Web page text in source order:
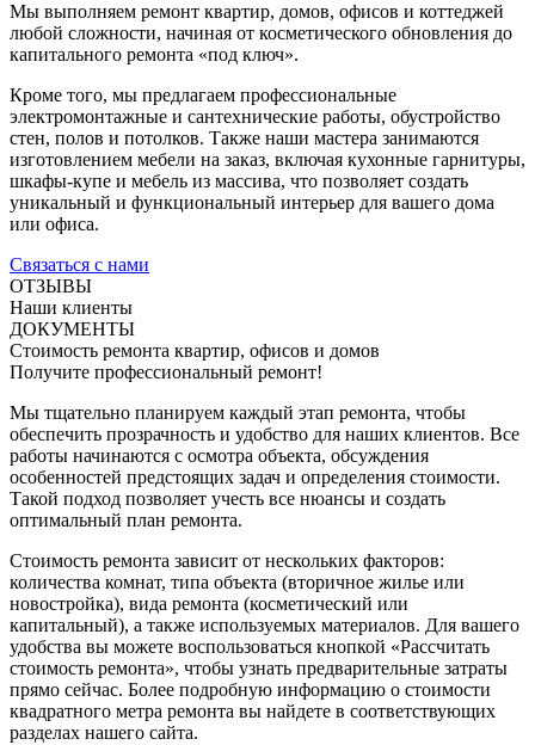
Мы выполняем ремонт квартир, домов, офисов и коттеджей
любой сложности, начиная от косметического обновления до
капитального ремонта «под ключ».
Кроме того, мы предлагаем профессиональные
электромонтажные и сантехнические работы, обустройство
стен, полов и потолков. Также наши мастера занимаются
изготовлением мебели на заказ, включая кухонные гарнитуры,
шкафы-купе и мебель из массива, что позволяет создать
уникальный и функциональный интерьер для вашего дома
или офиса.
Связаться с нами
ОТЗЫВЫ
Наши клиенты
ДОКУМЕНТЫ
Стоимость ремонта квартир, офисов и домов
Получите профессиональный ремонт!
Мы тщательно планируем каждый этап ремонта, чтобы
обеспечить прозрачность и удобство для наших клиентов. Все
работы начинаются с осмотра объекта, обсуждения
особенностей предстоящих задач и определения стоимости.
Такой подход позволяет учесть все нюансы и создать
оптимальный план ремонта.
Стоимость ремонта зависит от нескольких факторов:
количества комнат, типа объекта (вторичное жилье или
новостройка), вида ремонта (косметический или
капитальный), а также используемых материалов. Для вашего
удобства вы можете воспользоваться кнопкой «Рассчитать
стоимость ремонта», чтобы узнать предварительные затраты
прямо сейчас. Более подробную информацию о стоимости
квадратного метра ремонта вы найдете в соответствующих
разделах нашего сайта.